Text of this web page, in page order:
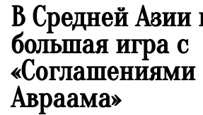
В Средней Азии
большая игра с
«Соглашениями
Авраама»